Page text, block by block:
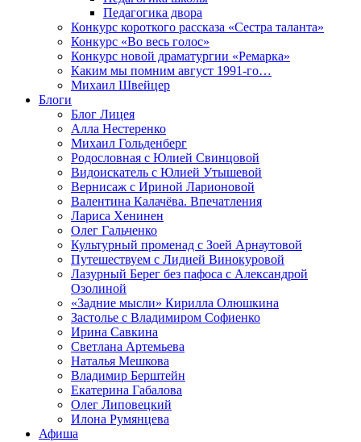
Педагогика двора
Конкурс короткого рассказа «Сестра таланта»
Конкурс «Во весь голос»
Конкурс новой драматургии «Ремарка»
Каким мы помним август 1991-го…
Михаил Швейцер
Блоги
Блог Лицея
Алла Нестеренко
Михаил Гольденберг
Родословная с Юлией Свинцовой
Видоискатель с Юлией Утышевой
Вернисаж с Ириной Ларионовой
Валентина Калачёва. Впечатления
Лариса Хенинен
Олег Гальченко
Культурный променад с Зоей Арнаутовой
Путешествуем с Лидией Винокуровой
Лазурный Берег без пафоса с Александрой
Озолиной
«Задние мысли» Кирилла Олюшкина
Застолье с Владимиром Софиенко
Ирина Савкина
Светлана Артемьева
Наталья Мешкова
Владимир Берштейн
Екатерина Габалова
Олег Липовецкий
Илона Румянцева
Афиша